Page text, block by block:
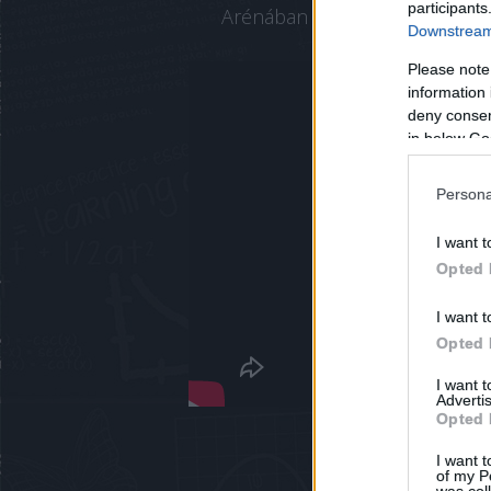
Please
information
deny
in below
I want
Opted
I want
Opted
I want
Opted
I want
of my
Arénában az MT Melsungent.